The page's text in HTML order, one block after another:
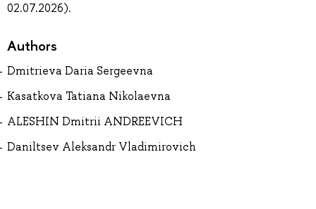
02.07.2026).
Authors
Dmitrieva Daria Sergeevna
Kasatkova Tatiana Nikolaevna
ALESHIN Dmitrii ANDREEVICH
Daniltsev Aleksandr Vladimirovich